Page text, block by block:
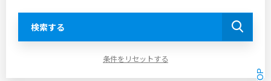
ふぁみれん
検索する
条件をリセットする